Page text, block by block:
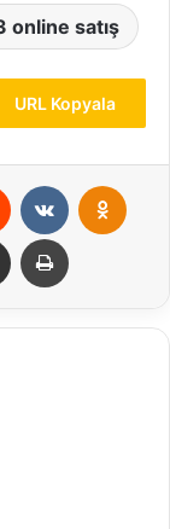
online satış
URL Kopyala